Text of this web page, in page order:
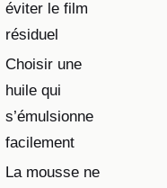
éviter le film
résiduel
Choisir une
huile qui
s’émulsionne
facilement
La mousse ne